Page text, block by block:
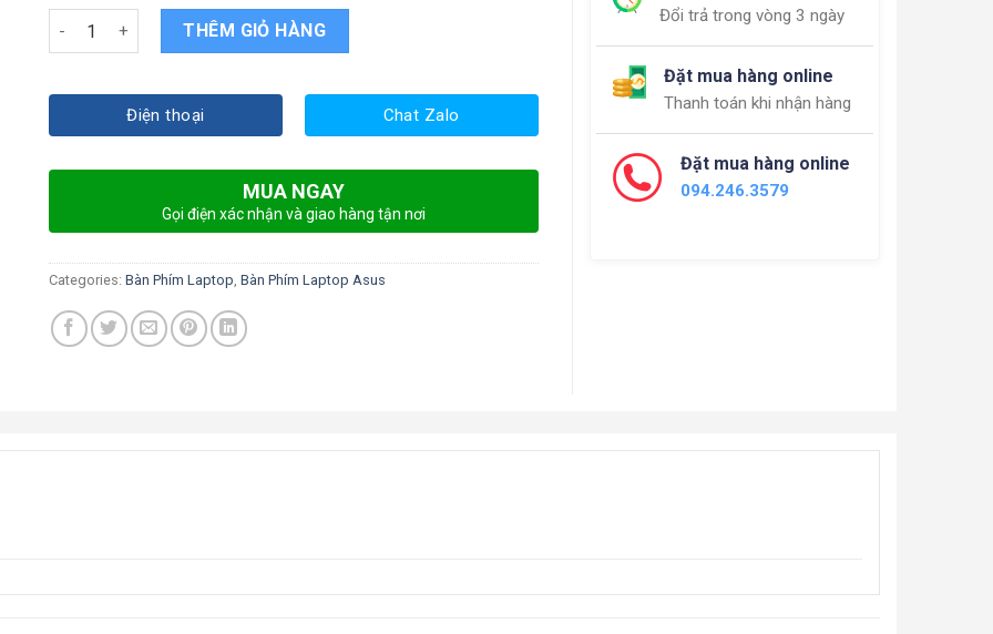
Bàn phím Laptop Asus X81SQ quantity
THÊM GIỎ HÀNG
Điện thoại Chat Zalo
MUA NGAY
Gọi điện xác nhận và giao hàng tận nơi
Categories: Bàn Phím Laptop Bàn Phím Laptop Asus
Đổi trả trong vòng 3 ngày
Đặt mua hàng online
Thanh toán khi nhận hàng
Đặt mua hàng online
094.246.3579